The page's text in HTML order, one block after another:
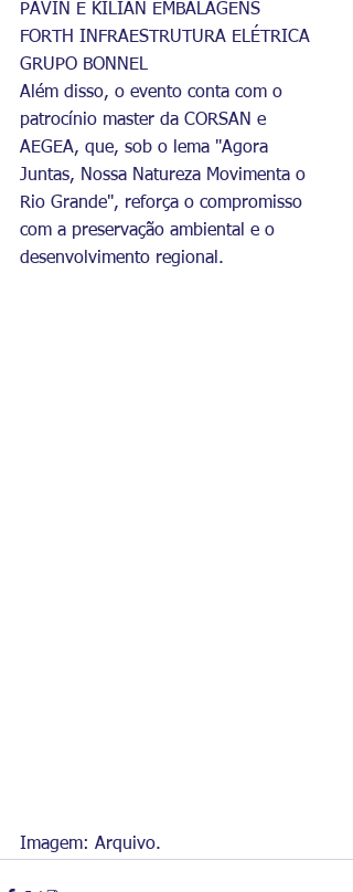
PAVIN E KILIAN EMBALAGENS
FORTH INFRAESTRUTURA ELÉTRICA
GRUPO BONNEL
Além disso, o evento conta com o
patrocínio master da CORSAN e
AEGEA, que, sob o lema "Agora
Juntas, Nossa Natureza Movimenta o
Rio Grande", reforça o compromisso
com a preservação ambiental e o
desenvolvimento regional.
Imagem: Arquivo.